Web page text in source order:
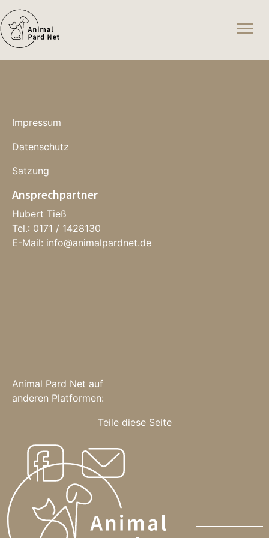
Impressum
Datenschutz
Satzung
Ansprechpartner
Hubert Tieß
Tel.: 0171 / 1428130
E-Mail: info@animalpardnet.de
Animal Pard Net auf
anderen Platformen:
Teile diese Seite